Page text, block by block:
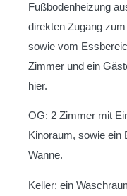
Fußbodenheizung
direkten Zugang
sowie vom
Zimmer und ein
hier.
OG: 2 Zimmer mit
Kinoraum, sowie ein
Wanne.
Keller: ein